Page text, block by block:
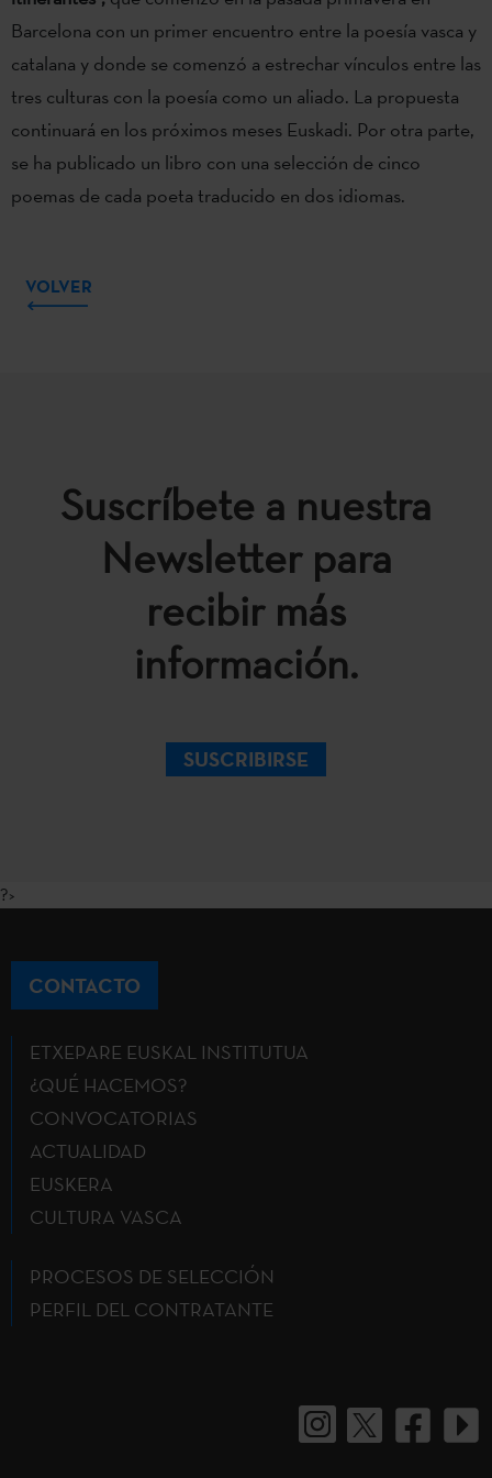
Barcelona con un primer encuentro entre la poesía vasca y
catalana y donde se comenzó a estrechar vínculos entre las
tres culturas con la poesía como un aliado. La propuesta
continuará en los próximos meses Euskadi. Por otra parte,
se ha publicado un libro con una selección de cinco
poemas de cada poeta traducido en dos idiomas.
VOLVER
Suscríbete a nuestra
Newsletter para
recibir más
información.
SUSCRIBIRSE
?>
CONTACTO
ETXEPARE EUSKAL INSTITUTUA
¿QUÉ HACEMOS?
CONVOCATORIAS
ACTUALIDAD
EUSKERA
CULTURA VASCA
PROCESOS DE SELECCIÓN
PERFIL DEL CONTRATANTE